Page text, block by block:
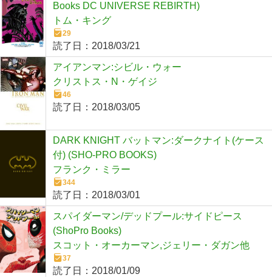
Books DC UNIVERSE REBIRTH)
トム・キング
29
読了日： 2018/03/21
アイアンマン:シビル・ウォー
クリストス・N・ゲイジ
46
読了日： 2018/03/05
DARK KNIGHT バットマン:ダークナイト(ケース
付) (SHO-PRO BOOKS)
フランク・ミラー
344
読了日： 2018/03/01
スパイダーマン/デッドプール:サイドピース
(ShoPro Books)
スコット・オーカーマン,ジェリー・ダガン他
37
読了日： 2018/01/09